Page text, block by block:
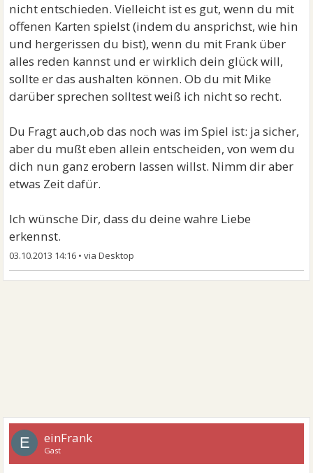
nicht entschieden. Vielleicht ist es gut, wenn du mit
offenen Karten spielst (indem du ansprichst, wie hin
und hergerissen du bist), wenn du mit Frank über
alles reden kannst und er wirklich dein glück will,
sollte er das aushalten können. Ob du mit Mike
darüber sprechen solltest weiß ich nicht so recht.
Du Fragt auch,ob das noch was im Spiel ist: ja sicher,
aber du mußt eben allein entscheiden, von wem du
dich nun ganz erobern lassen willst. Nimm dir aber
etwas Zeit dafür.
Ich wünsche Dir, dass du deine wahre Liebe
erkennst.
03.10.2013 14:16 •
E einFrank
Gast